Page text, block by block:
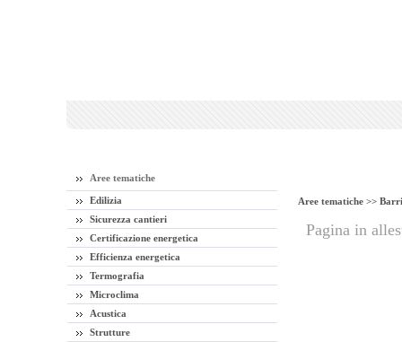
Aree tematiche
Edilizia
Sicurezza cantieri
Certificazione energetica
Efficienza energetica
Termografia
Microclima
Acustica
Strutture
Aree tematiche >>
Pagina in